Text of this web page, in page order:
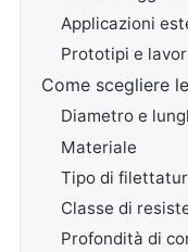
Applicazioni
Prototipi e
Come scegliere
Diametro e
Materiale
Tipo di
Classe di
Profondità di